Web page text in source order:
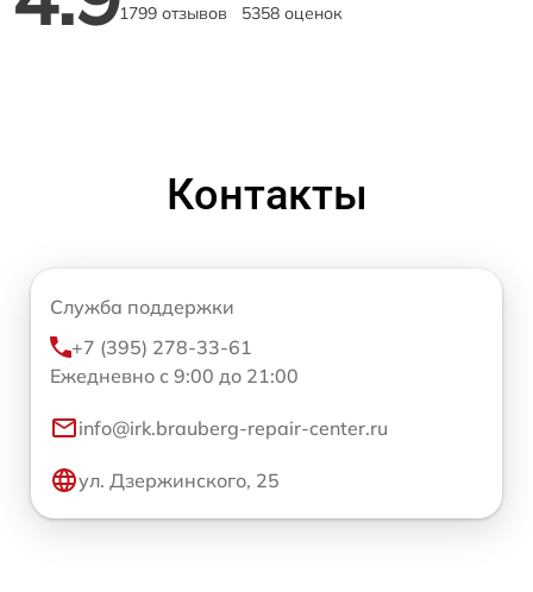
1799 отзывов 5358 оценок
Контакты
Служба поддержки
+7 (395) 278-33-61
Ежедневно с 9:00 до 21:00
info@irk.brauberg-repair-center.ru
ул. Дзержинского, 25